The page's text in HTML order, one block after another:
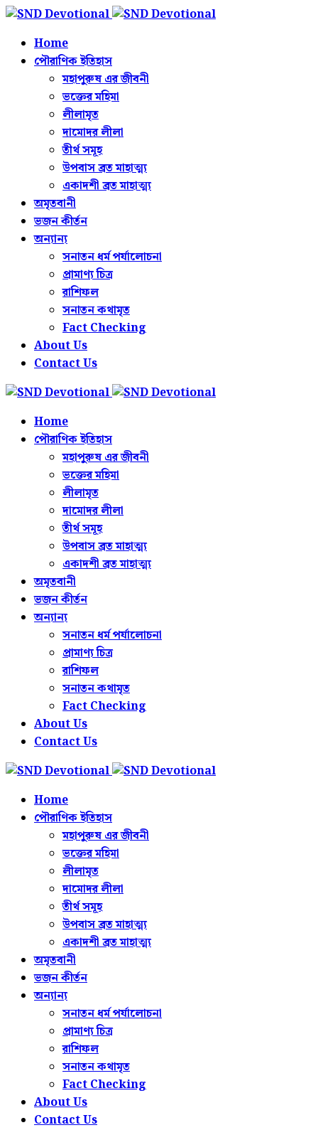
Home
পৌরাণিক ইতিহাস
মহাপুরুষ এর জীবনী
ভক্তের মহিমা
লীলামৃত
দামোদর লীলা
তীর্থ সমূহ
উপবাস ব্রত মাহাত্ম্য
একাদশী ব্রত মাহাত্ম্য
অমৃতবানী
ভজন কীর্তন
অন্যান্য
সনাতন ধর্ম পর্যালোচনা
প্রামাণ্য চিত্র
রাশিফল
সনাতন কথামৃত
Fact Checking
About Us
Contact Us
Home
পৌরাণিক ইতিহাস
মহাপুরুষ এর জীবনী
ভক্তের মহিমা
লীলামৃত
দামোদর লীলা
তীর্থ সমূহ
উপবাস ব্রত মাহাত্ম্য
একাদশী ব্রত মাহাত্ম্য
অমৃতবানী
ভজন কীর্তন
অন্যান্য
সনাতন ধর্ম পর্যালোচনা
প্রামাণ্য চিত্র
রাশিফল
সনাতন কথামৃত
Fact Checking
About Us
Contact Us
Home
পৌরাণিক ইতিহাস
মহাপুরুষ এর জীবনী
ভক্তের মহিমা
লীলামৃত
দামোদর লীলা
তীর্থ সমূহ
উপবাস ব্রত মাহাত্ম্য
একাদশী ব্রত মাহাত্ম্য
অমৃতবানী
ভজন কীর্তন
অন্যান্য
সনাতন ধর্ম পর্যালোচনা
প্রামাণ্য চিত্র
রাশিফল
সনাতন কথামৃত
Fact Checking
About Us
Contact Us